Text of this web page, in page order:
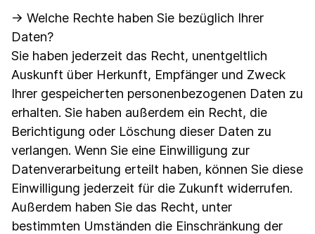
→ Welche Rechte haben Sie bezüglich Ihrer
Daten?
Sie haben jederzeit das Recht, unentgeltlich
Auskunft über Herkunft, Empfänger und Zweck
Ihrer gespeicherten personenbezogenen Daten zu
erhalten. Sie haben außerdem ein Recht, die
Berichtigung oder Löschung dieser Daten zu
verlangen. Wenn Sie eine Einwilligung zur
Datenverarbeitung erteilt haben, können Sie diese
Einwilligung jederzeit für die Zukunft widerrufen.
Außerdem haben Sie das Recht, unter
bestimmten Umständen die Einschränkung der